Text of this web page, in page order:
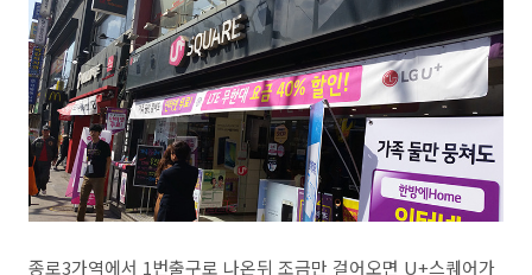
종로3가역에서 1번출구로 나온뒤 조금만 걸어오면 U+스퀘어가